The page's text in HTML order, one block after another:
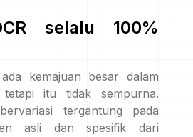
selalu 100%
kemajuan besar dalam
tetapi itu tidak sempurna.
tergantung pada
asli dan spesifik dari